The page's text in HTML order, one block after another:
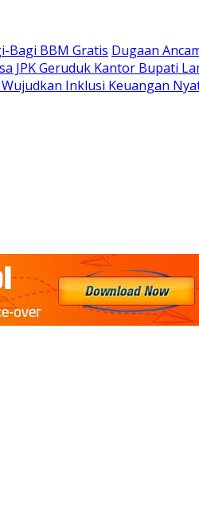
Bagi BBM Gratis Dugaan
JPK Geruduk Kantor Bupati
Inklusi Keuangan